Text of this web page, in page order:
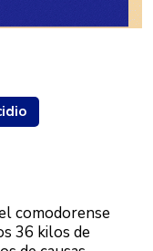
comodorense
36 kilos de